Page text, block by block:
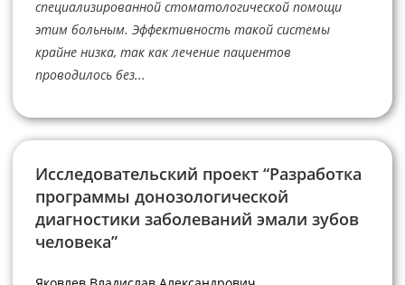
специализированной стоматологической помощи
этим больным. Эффективность такой системы
крайне низка, так как лечение пациентов
проводилось без...
Исследовательский проект “Разработка
программы донозологической
диагностики заболеваний эмали зубов
человека”